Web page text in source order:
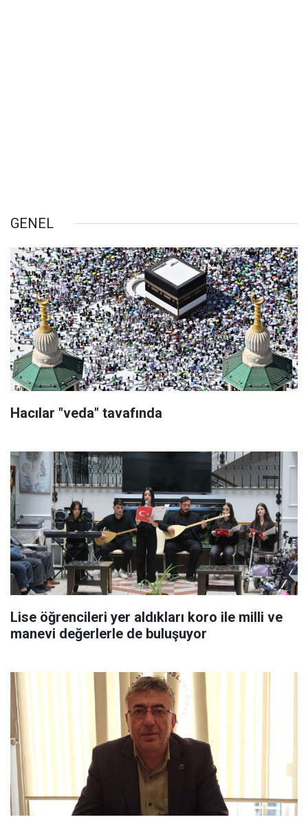
GENEL
Hacılar "veda" tavafında
Lise öğrencileri yer aldıkları koro ile milli ve
manevi değerlerle de buluşuyor